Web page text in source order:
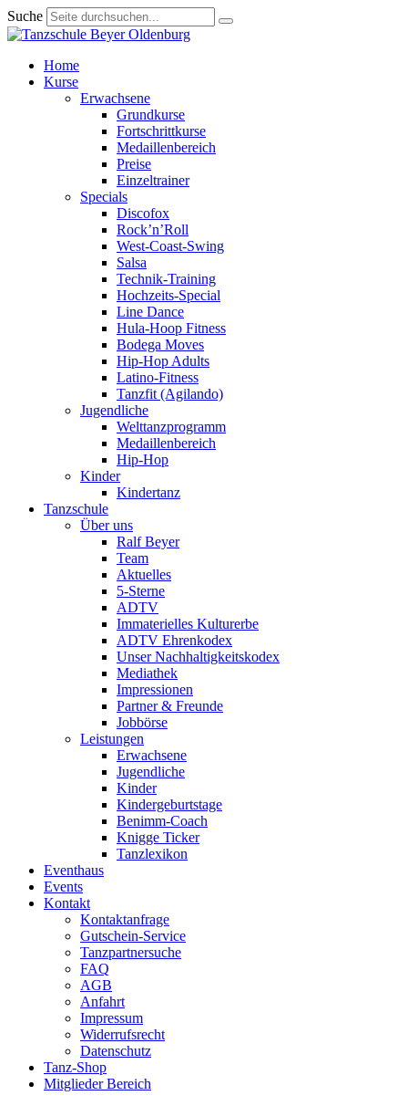
Suche
Home
Kurse
Erwachsene
Grundkurse
Fortschrittkurse
Medaillenbereich
Preise
Einzeltrainer
Specials
Discofox
Rock’n’Roll
West-Coast-Swing
Salsa
Technik-Training
Hochzeits-Special
Line Dance
Hula-Hoop Fitness
Bodega Moves
Hip-Hop Adults
Latino-Fitness
Tanzfit (Agilando)
Jugendliche
Welttanzprogramm
Medaillenbereich
Hip-Hop
Kinder
Kindertanz
Tanzschule
Über uns
Ralf Beyer
Team
Aktuelles
5-Sterne
ADTV
Immaterielles Kulturerbe
ADTV Ehrenkodex
Unser Nachhaltigkeitskodex
Mediathek
Impressionen
Partner & Freunde
Jobbörse
Leistungen
Erwachsene
Jugendliche
Kinder
Kindergeburtstage
Benimm-Coach
Knigge Ticker
Tanzlexikon
Eventhaus
Events
Kontakt
Kontaktanfrage
Gutschein-Service
Tanzpartnersuche
FAQ
AGB
Anfahrt
Impressum
Widerrufsrecht
Datenschutz
Tanz-Shop
Mitglieder Bereich